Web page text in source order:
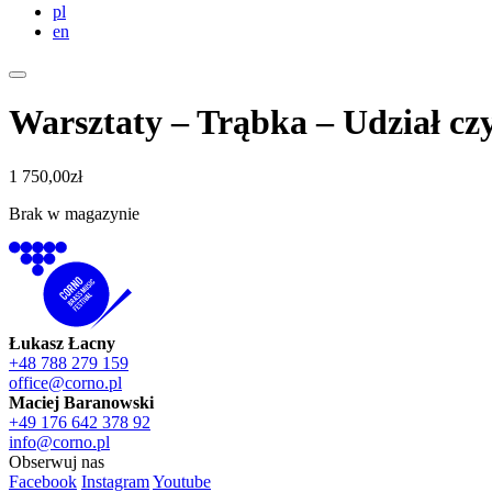
pl
en
Warsztaty – Trąbka – Udział
1 750,00zł
Brak w magazynie
Łukasz Łacny
+48 788 279 159
office@corno.pl
Maciej Baranowski
+49 176 642 378 92
info@corno.pl
Obserwuj nas
Facebook InstagramYoutube